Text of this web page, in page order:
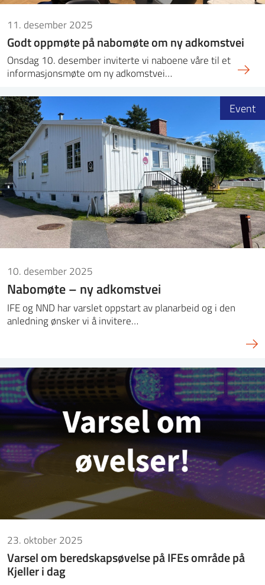
11. desember 2025
Godt oppmøte på nabomøte om ny adkomstvei
Onsdag 10. desember inviterte vi naboene våre til et
informasjonsmøte om ny adkomstvei…
10. desember 2025
Nabomøte – ny adkomstvei
IFE og NND har varslet oppstart av planarbeid og i den
anledning ønsker vi å invitere…
Event
23. oktober 2025
Varsel om beredskapsøvelse på IFEs område på
Kjeller i dag